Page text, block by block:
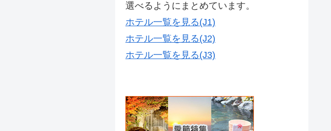
選べるようにまとめています。
ホテル一覧を見る(J1)
ホテル一覧を見る(J2)
ホテル一覧を見る(J3)